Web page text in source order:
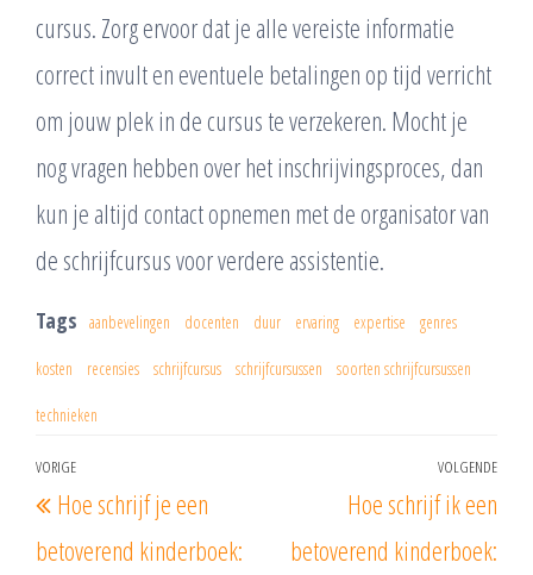
cursus. Zorg ervoor dat je alle vereiste informatie
correct invult en eventuele betalingen op tijd verricht
om jouw plek in de cursus te verzekeren. Mocht je
nog vragen hebben over het inschrijvingsproces, dan
kun je altijd contact opnemen met de organisator van
de schrijfcursus voor verdere assistentie.
Tags aanbevelingen docenten duur ervaring expertise genres
kosten recensies schrijfcursus schrijfcursussen soorten schrijfcursussen
technieken
Berichtnavigatie
Vorig
bericht
VORIGE
Hoe schrijf je een
betoverend kinderboek:
VOLGENDE
Hoe schrijf ik een
betoverend kinderboek: